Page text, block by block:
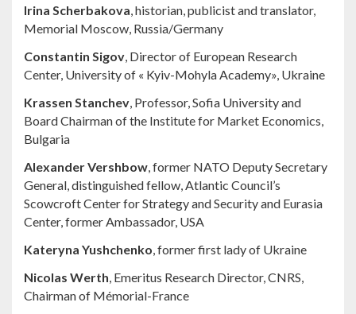
Irina Scherbakova, historian, publicist and translator,
Memorial Moscow, Russia/Germany
Constantin Sigov, Director of European Research
Center, University of « Kyiv-Mohyla Academy», Ukraine
Krassen Stanchev, Professor, Sofia University and
Board Chairman of the Institute for Market Economics,
Bulgaria
Alexander Vershbow, former NATO Deputy Secretary
General, distinguished fellow, Atlantic Council’s
Scowcroft Center for Strategy and Security and Eurasia
Center, former Ambassador, USA
Kateryna Yushchenko, former first lady of Ukraine
Nicolas Werth, Emeritus Research Director, CNRS,
Chairman of Mémorial-France